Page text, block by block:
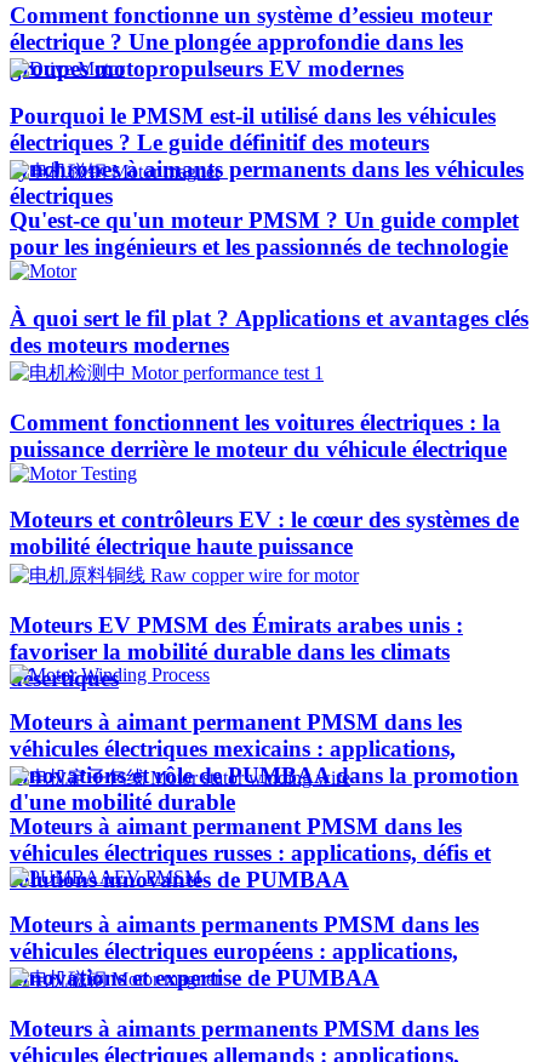
Comment fonctionne un système d’essieu moteur
électrique ? Une plongée approfondie dans les
groupes motopropulseurs EV modernes
Pourquoi le PMSM est-il utilisé dans les véhicules
électriques ? Le guide définitif des moteurs
synchrones à aimants permanents dans les véhicules
électriques
Qu'est-ce qu'un moteur PMSM ? Un guide complet
pour les ingénieurs et les passionnés de technologie
À quoi sert le fil plat ? Applications et avantages clés
des moteurs modernes
Comment fonctionnent les voitures électriques : la
puissance derrière le moteur du véhicule électrique
Moteurs et contrôleurs EV : le cœur des systèmes de
mobilité électrique haute puissance
Moteurs EV PMSM des Émirats arabes unis :
favoriser la mobilité durable dans les climats
désertiques
Moteurs à aimant permanent PMSM dans les
véhicules électriques mexicains : applications,
innovations et rôle de PUMBAA dans la promotion
d'une mobilité durable
Moteurs à aimant permanent PMSM dans les
véhicules électriques russes : applications, défis et
solutions innovantes de PUMBAA
Moteurs à aimants permanents PMSM dans les
véhicules électriques européens : applications,
innovations et expertise de PUMBAA
Moteurs à aimants permanents PMSM dans les
véhicules électriques allemands : applications,